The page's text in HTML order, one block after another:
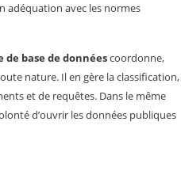
adéquation avec les normes
de base de donnéescoordonne,
nature. Il en gère la classification,
et de requêtes. Dans le même
d’ouvrir les données publiques